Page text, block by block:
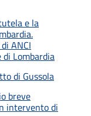
e la
ANCI
Lombardia
di Gussola
breve
intervento di